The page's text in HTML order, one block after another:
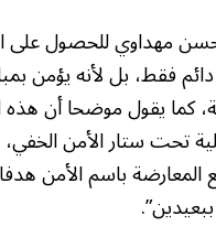
مهداوي للحصول على
فقط، بل لأنه يؤمن
كما يقول موضحا أن هذه
تحت ستار الأمن
باسم الأمن